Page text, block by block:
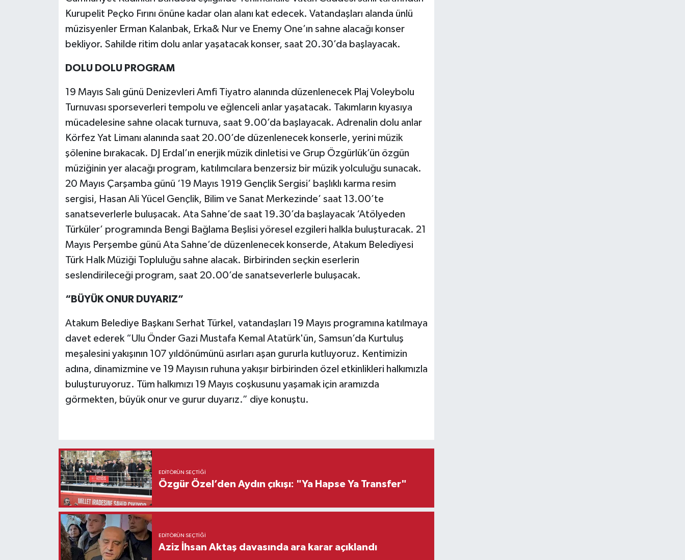
Kurupelit Peçko Fırını önüne kadar olan alanı kat edecek. Vatandaşları alanda ünlü
müzisyenler Erman Kalanbak, Erka& Nur ve Enemy One’ın sahne alacağı konser
bekliyor. Sahilde ritim dolu anlar yaşatacak konser, saat 20.30’da başlayacak.
DOLU DOLU PROGRAM
19 Mayıs Salı günü Denizevleri Amfi Tiyatro alanında düzenlenecek Plaj Voleybolu
Turnuvası sporseverleri tempolu ve eğlenceli anlar yaşatacak. Takımların kıyasıya
mücadelesine sahne olacak turnuva, saat 9.00’da başlayacak. Adrenalin dolu anlar
Körfez Yat Limanı alanında saat 20.00’de düzenlenecek konserle, yerini müzik
şölenine bırakacak. DJ Erdal’ın enerjik müzik dinletisi ve Grup Özgürlük’ün özgün
müziğinin yer alacağı program, katılımcılara benzersiz bir müzik yolculuğu sunacak.
20 Mayıs Çarşamba günü ‘19 Mayıs 1919 Gençlik Sergisi’ başlıklı karma resim
sergisi, Hasan Ali Yücel Gençlik, Bilim ve Sanat Merkezinde’ saat 13.00’te
sanatseverlerle buluşacak. Ata Sahne’de saat 19.30’da başlayacak ‘Atölyeden
Türküler’ programında Bengi Bağlama Beşlisi yöresel ezgileri halkla buluşturacak. 21
Mayıs Perşembe günü Ata Sahne’de düzenlenecek konserde, Atakum Belediyesi
Türk Halk Müziği Topluluğu sahne alacak. Birbirinden seçkin eserlerin
seslendirileceği program, saat 20.00’de sanatseverlerle buluşacak.
“BÜYÜK ONUR DUYARIZ”
Atakum Belediye Başkanı Serhat Türkel, vatandaşları 19 Mayıs programına katılmaya
davet ederek “Ulu Önder Gazi Mustafa Kemal Atatürk'ün, Samsun’da Kurtuluş
meşalesini yakışının 107 yıldönümünü asırları aşan gururla kutluyoruz. Kentimizin
adına, dinamizmine ve 19 Mayısın ruhuna yakışır birbirinden özel etkinlikleri halkımızla
buluşturuyoruz. Tüm halkımızı 19 Mayıs coşkusunu yaşamak için aramızda
görmekten, büyük onur ve gurur duyarız.” diye konuştu.
EDITÖRÜN SEÇTIĞI
Özgür Özel’den Aydın çıkışı: "Ya Hapse Ya Transfer"
EDITÖRÜN SEÇTIĞI
Aziz İhsan Aktaş davasında ara karar açıklandı